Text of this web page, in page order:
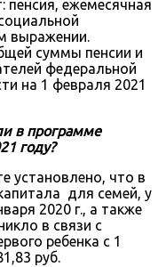
ежемесячная
выражении.
суммы пенсии и
федеральной
на 1 февраля 2021
в программе
году?
установлено, что в
для семей, у
2020 г., а также
в связи с
ребенка с 1
руб.